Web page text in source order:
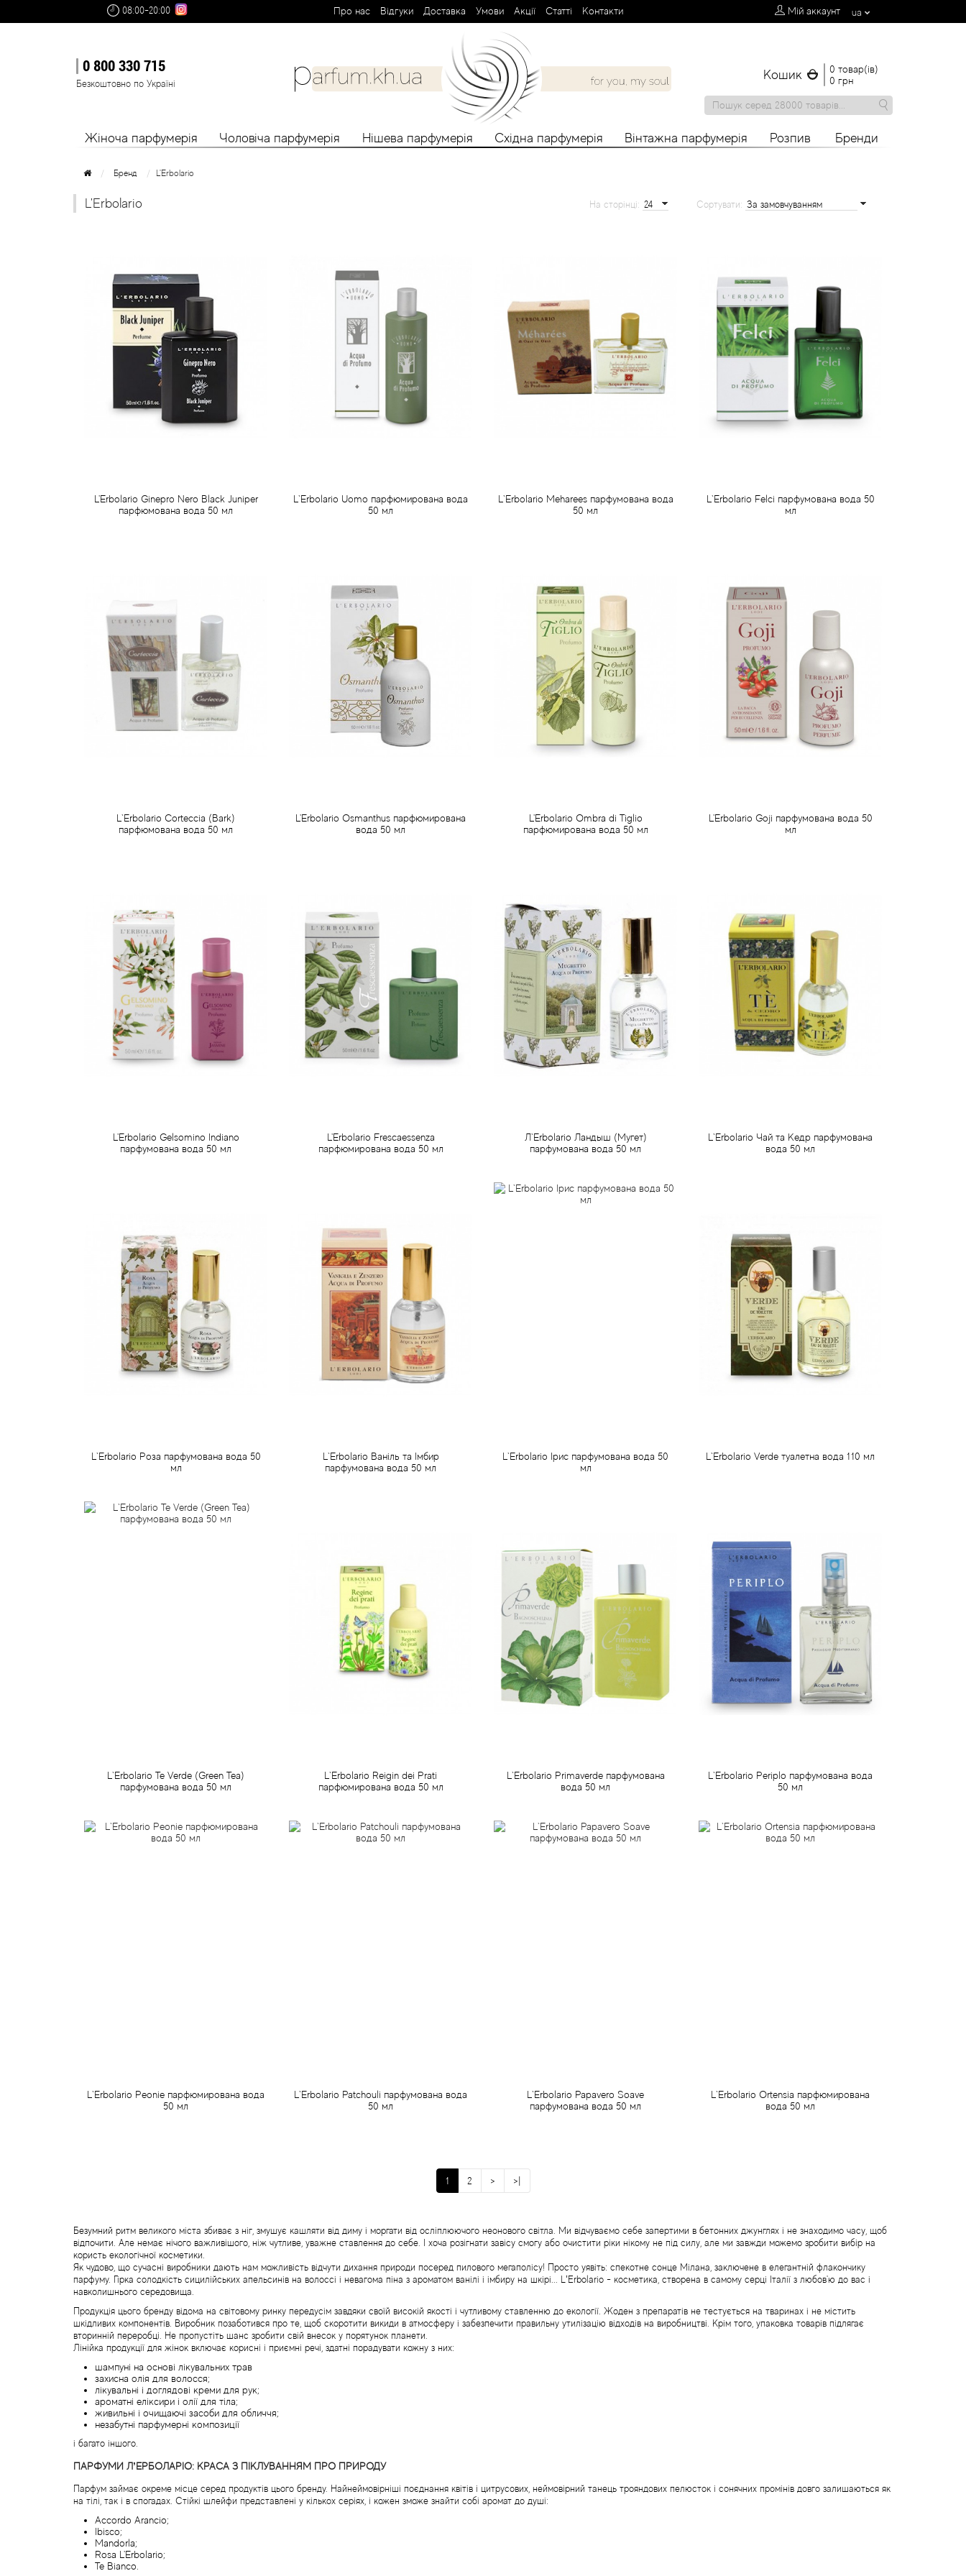
08:00-20:00 Про нас Вiдгуки Доставка Умови Aкції Cтатті Контакти Мій аккаунт ua
0 800 330 715
Безкоштовно по Україні
Кошик
0 товар(ів)
0 грн
Жіноча парфумерія Чоловіча парфумерія Нішева парфумерія Східна парфумерія Вінтажна парфумерія Розпив Бренди
Бренд L'Erbolario
L'Erbolario На сторінці: Сортувати:
L'Erbolario Ginepro Nero Black Juniper
парфюмована вода 50 мл
L`Erbolario Uomo парфюмирована вода
50 мл
L`Erbolario Meharees парфумована вода
50 мл
L`Erbolario Felci парфумована вода 50
мл
L`Erbolario Corteccia (Bark)
парфюмована вода 50 мл
L'Erbolario Osmanthus парфюмирована
вода 50 мл
L'Erbolario Ombra di Tiglio
парфюмирована вода 50 мл
L'Erbolario Goji парфумована вода 50
мл
L'Erbolario Gelsomino Indiano
парфумована вода 50 мл
L'Erbolario Frescaessenza
парфюмирована вода 50 мл
Л`Erbolario Ландыш (Мугет)
парфумована вода 50 мл
Передзамовлення
L`Erbolario Чай та Кедр парфумована
вода 50 мл
L`Erbolario Роза парфумована вода 50
мл
Передзамовлення
L`Erbolario Ваніль та Імбир
парфумована вода 50 мл
L`Erbolario Ірис парфумована вода 50
мл
L`Erbolario Verde туалетна вода 110 мл
L`Erbolario Te Verde (Green Tea)
парфумована вода 50 мл
Передзамовлення
L`Erbolario Reigin dei Prati
парфюмирована вода 50 мл
Передзамовлення
L`Erbolario Primaverde парфумована
вода 50 мл
Передзамовлення
L`Erbolario Periplo парфумована вода
50 мл
Передзамовлення
L`Erbolario Peonie парфюмирована вода
50 мл
L`Erbolario Patchouli парфумована вода
50 мл
L`Erbolario Papavero Soave
парфумована вода 50 мл
L`Erbolario Ortensia парфюмирована
вода 50 мл
1 2 > >|
Безумний ритм великого міста збиває з ніг, змушує кашляти від диму і моргати від осліплюючого неонового світла. Ми відчуваємо себе запертими в бетонних джунглях і не знаходимо часу, щоб
відпочити. Але немає нічого важливішого, ніж чутливе, уважне ставлення до себе. І хоча розігнати завісу смогу або очистити ріки нікому не під силу, але ми завжди можемо зробити вибір на
користь екологічної косметики.
Як чудово, що сучасні виробники дають нам можливість відчути дихання природи посеред пилового мегаполісу! Просто уявіть: спекотне сонце Мілана, заключене в елегантній флакончику
парфуму. Гірка солодкість сицилійських апельсинів на волоссі і невагома піна з ароматом ванілі і імбиру на шкірі... L’Erbolario - косметика, створена в самому серці Італії з любов'ю до вас і
навколишнього середовища.
Продукція цього бренду відома на світовому ринку передусім завдяки своїй високій якості і чутливому ставленню до екології. Жоден з препаратів не тестується на тваринах і не містить
шкідливих компонентів. Виробник позаботився про те, щоб скоротити викиди в атмосферу і забезпечити правильну утилізацію відходів на виробництві. Крім того, упаковка товарів підлягає
вторинній переробці. Не пропустіть шанс зробити свій внесок у порятунок планети.
Лінійка продукції для жінок включає корисні і приємні речі, здатні порадувати кожну з них:
шампуні на основі лікувальних трав
захисна олія для волосся;
лікувальні і доглядові креми для рук;
ароматні еліксири і олії для тіла;
живильні і очищаючі засоби для обличчя;
незабутні парфумерні композиції
і багато іншого.
ПАРФУМИ Л’ЕРБОЛАРІО: КРАСА З ПІКЛУВАННЯМ ПРО ПРИРОДУ
Парфум займає окреме місце серед продуктів цього бренду. Найнеймовірніші поєднання квітів і цитрусових, неймовірний танець трояндових пелюсток і сонячних промінів довго залишаються як
на тілі, так і в спогадах. Стійкі шлейфи представлені у кількох серіях, і кожен зможе знайти собі аромат до душі:
Accordo Arancio;
Ibisco;
Mandorla;
Rosa L'Erbolario;
Te Bianco.